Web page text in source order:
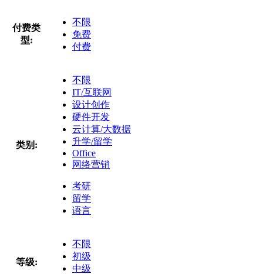
付费类
型:
不限
免费
付费
类别:
不限
IT/互联网
设计创作
硬件开发
云计算/大数据
升学/留学
Office
网络营销
考研
留学
语言
等级:
不限
初级
中级